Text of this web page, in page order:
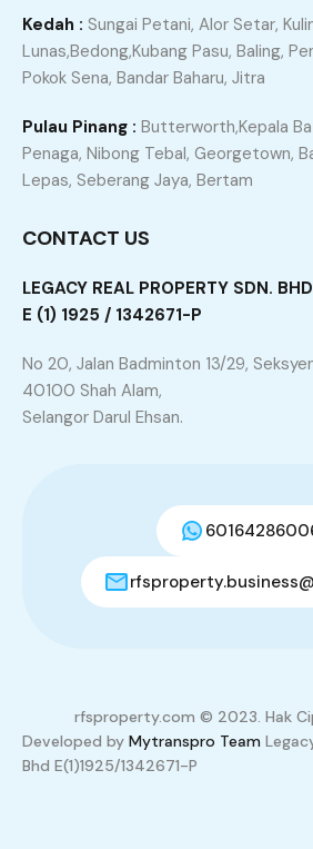
JOM KITA SEMBANG
ICON WHATSAPP DI
Atau, sila isi borang
ICON di bawah dan
hubungi anda
320+
Kedah : Sungai Petani, Alor Setar,
Lunas,Bedong,Kubang Pasu, Baling,
Pokok Sena, Bandar Baharu, Jitra
Pulau Pinang : Butterworth,Kepala
Penaga, Nibong Tebal, Georgetown,
Lepas, Seberang Jaya, Bertam
CONTACT US
LEGACY REAL PROPERTY SDN. BHD
E (1) 1925 / 1342671-P
No 20, Jalan Badminton 13/29,
40100 Shah Alam,
Selangor Darul Ehsan.
rfsproperty.com © 2023. Hak
Developed by Mytranspro Team
Bhd E(1)1925/1342671-P